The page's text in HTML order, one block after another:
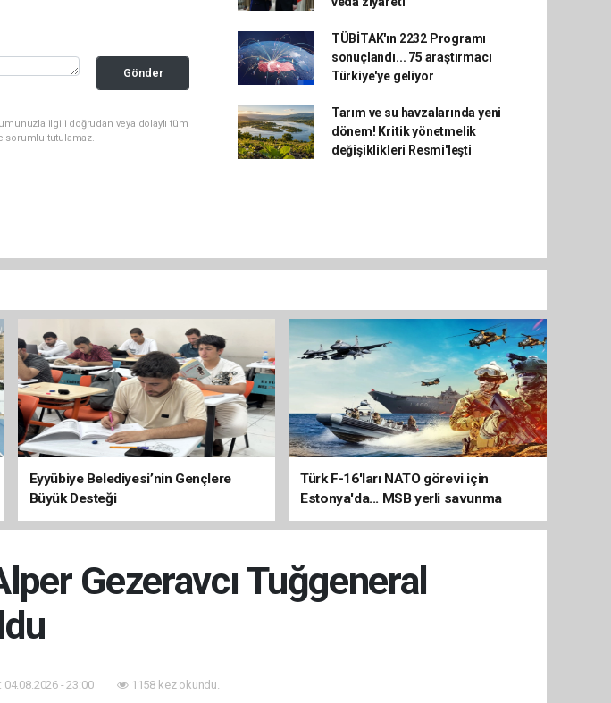
Gönder
ilgili doğrudan veya dolaylı tüm
sorumlu tutulamaz.
TÜBİTAK'ın 2232 Programı
sonuçlandı... 75 araştırmacı
Türkiye'ye geliyor
Tarım ve su havzalarında yeni
dönem! Kritik yönetmelik
değişiklikleri Resmi'leşti
Eyyübiye Belediyesi’nin Gençlere
Büyük Desteği
Türk F-16'ları NATO görevi için
Estonya'da... MSB yerli savunma
sistemleriyle güçleniyor
Gezeravcı Tuğgeneral
04.08.2026 - 23:00 1158 kez okundu.